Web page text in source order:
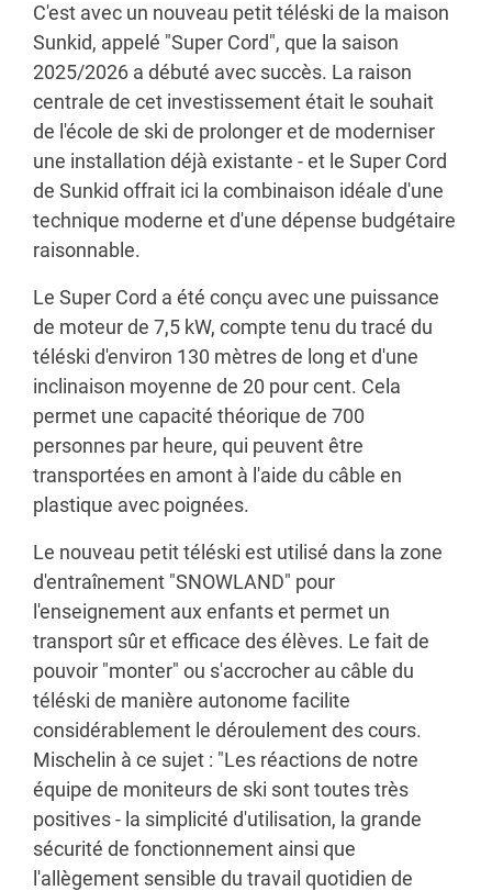
C'est avec un nouveau petit téléski de la maison
Sunkid, appelé "Super Cord", que la saison
2025/2026 a débuté avec succès. La raison
centrale de cet investissement était le souhait
de l'école de ski de prolonger et de moderniser
une installation déjà existante - et le Super Cord
de Sunkid offrait ici la combinaison idéale d'une
technique moderne et d'une dépense budgétaire
raisonnable.
Le Super Cord a été conçu avec une puissance
de moteur de 7,5 kW, compte tenu du tracé du
téléski d'environ 130 mètres de long et d'une
inclinaison moyenne de 20 pour cent. Cela
permet une capacité théorique de 700
personnes par heure, qui peuvent être
transportées en amont à l'aide du câble en
plastique avec poignées.
Le nouveau petit téléski est utilisé dans la zone
d'entraînement "SNOWLAND" pour
l'enseignement aux enfants et permet un
transport sûr et efficace des élèves. Le fait de
pouvoir "monter" ou s'accrocher au câble du
téléski de manière autonome facilite
considérablement le déroulement des cours.
Mischelin à ce sujet : "Les réactions de notre
équipe de moniteurs de ski sont toutes très
positives - la simplicité d'utilisation, la grande
sécurité de fonctionnement ainsi que
l'allègement sensible du travail quotidien de